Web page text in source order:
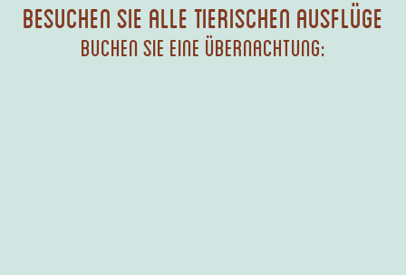
Besuchen Sie alle tierischen Ausflüge
buchen Sie eine Übernachtung: